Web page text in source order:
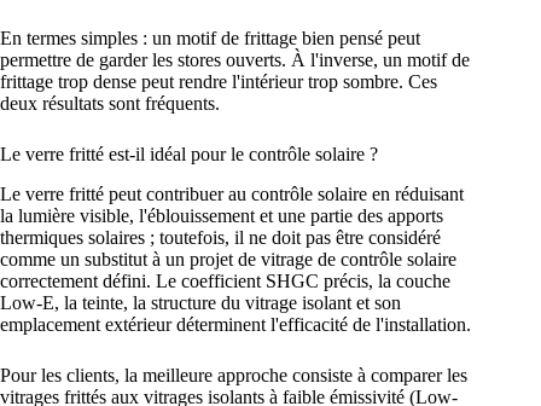
En termes simples : un motif de frittage bien pensé peut
permettre de garder les stores ouverts. À l'inverse, un motif de
frittage trop dense peut rendre l'intérieur trop sombre. Ces
deux résultats sont fréquents.
Le verre fritté est-il idéal pour le contrôle solaire ?
Le verre fritté peut contribuer au contrôle solaire en réduisant
la lumière visible, l'éblouissement et une partie des apports
thermiques solaires ; toutefois, il ne doit pas être considéré
comme un substitut à un projet de vitrage de contrôle solaire
correctement défini. Le coefficient SHGC précis, la couche
Low-E, la teinte, la structure du vitrage isolant et son
emplacement extérieur déterminent l'efficacité de l'installation.
Pour les clients, la meilleure approche consiste à comparer les
vitrages frittés aux vitrages isolants à faible émissivité (Low-